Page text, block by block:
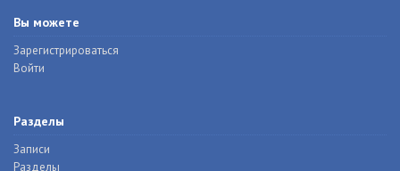
Вы можете
Зарегистрироваться
Войти
Разделы
Записи
Разделы